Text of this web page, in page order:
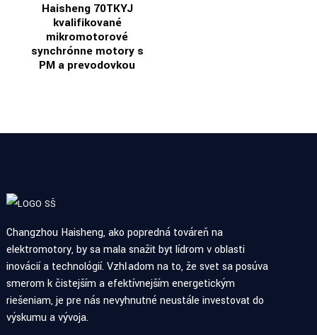
Haisheng 70TKYJ
kvalifikované
mikromotorové
synchrónne motory s
PM a prevodovkou
Changzhou Haisheng, ako popredná továreň na
elektromotory, by sa mala snažiť byť lídrom v oblasti
inovácií a technológií. Vzhľadom na to, že svet sa posúva
smerom k čistejším a efektívnejším energetickým
riešeniam, je pre nás nevyhnutné neustále investovať do
výskumu a vývoja.